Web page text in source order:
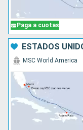
Paga a cuotas
MSC World America